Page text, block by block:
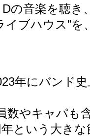
の音楽を聴き
イブハウス”を
年にバンド史
数やキャパも
という大き